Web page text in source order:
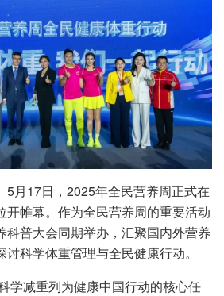
5月17日，2025年全民营养周正式在
开帷幕。作为全民营养周的重要活动
科普大会同期举办，汇聚国内外营养
科学体重管理与全民健康行动。
学减重列为健康中国行动的核心任